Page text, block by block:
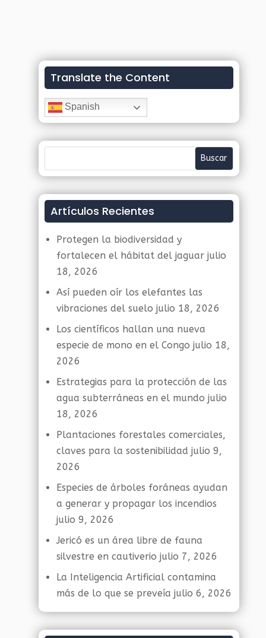
Translate the Content
Spanish
Artículos Recientes
Protegen la biodiversidad y
fortalecen el hábitat del jaguar julio
18, 2026
Así pueden oír los elefantes las
vibraciones del suelo julio 18, 2026
Los científicos hallan una nueva
especie de mono en el Congo julio 18,
2026
Estrategias para la protección de las
agua subterráneas en el mundo julio
18, 2026
Plantaciones forestales comerciales,
claves para la sostenibilidad julio 9,
2026
Especies de árboles foráneas ayudan
a generar y propagar los incendios
julio 9, 2026
Jericó es un área libre de fauna
silvestre en cautiverio julio 7, 2026
La Inteligencia Artificial contamina
más de lo que se preveía julio 6, 2026